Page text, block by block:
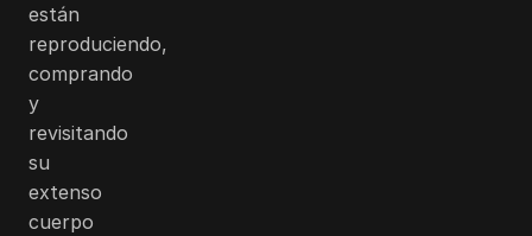
están
reproduciendo,
comprando
y
revisitando
su
extenso
cuerpo